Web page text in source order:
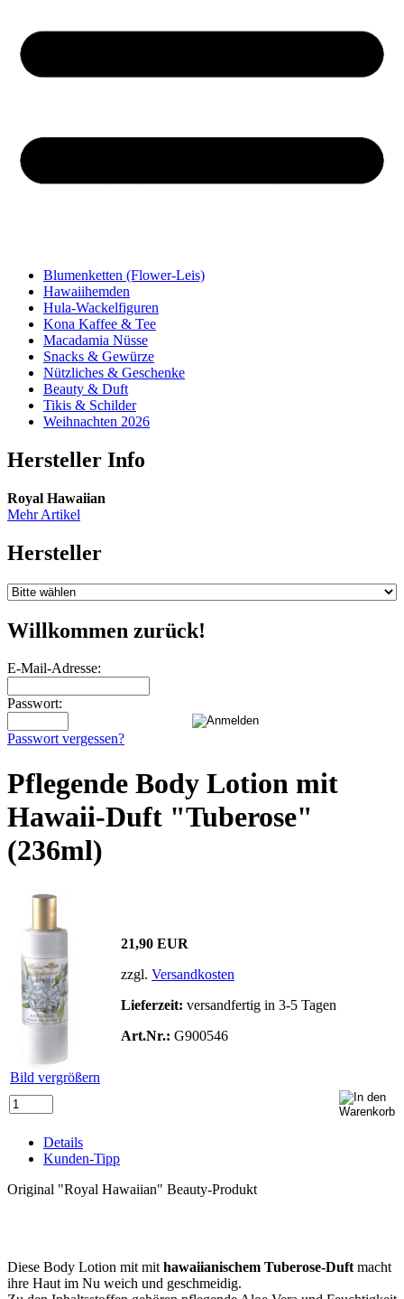
Blumenketten (Flower-Leis)
Hawaiihemden
Hula-Wackelfiguren
Kona Kaffee & Tee
Macadamia Nüsse
Snacks & Gewürze
Nützliches & Geschenke
Beauty & Duft
Tikis & Schilder
Weihnachten 2026
Hersteller Info
Royal Hawaiian
Mehr Artikel
Hersteller
Willkommen zurück!
E-Mail-Adresse:
Passwort:
Passwort vergessen?
Pflegende Body Lotion mit
Hawaii-Duft "Tuberose"
(236ml)
Bild vergrößern
21,90 EUR
zzgl. Versandkosten
Lieferzeit: versandfertig in 3-5 Tagen
Art.Nr.: G900546
Details
Kunden-Tipp
Original "Royal Hawaiian" Beauty-Produkt
Diese Body Lotion mit mit hawaiianischem Tuberose-Duft macht
ihre Haut im Nu weich und geschmeidig.